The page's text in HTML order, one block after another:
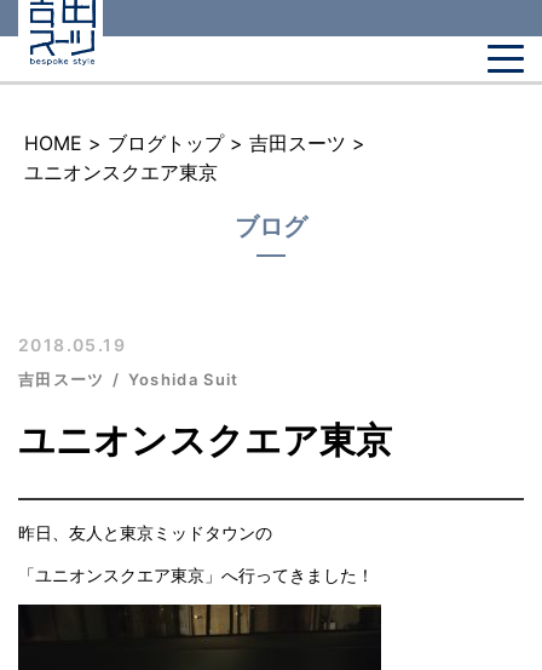
HOME > ブログトップ > 吉田スーツ >
ユニオンスクエア東京
ブログ
2018.05.19
吉田スーツ Yoshida Suit
ユニオンスクエア東京
昨日、友人と東京ミッドタウンの
「ユニオンスクエア東京」へ行ってきました！